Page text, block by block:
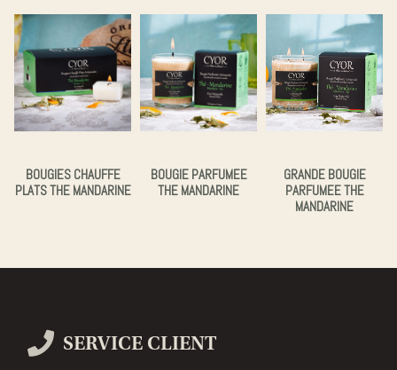
BOUGIES CHAUFFE
PLATS THE MANDARINE
BOUGIE PARFUMEE
THE MANDARINE
GRANDE BOUGIE
PARFUMEE THE
MANDARINE
SERVICE CLIENT